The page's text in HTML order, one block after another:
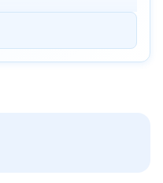
で簡単比較
する方法